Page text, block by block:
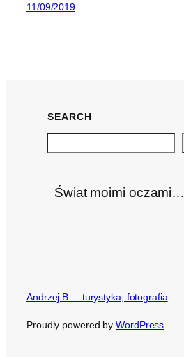
11/09/2019
SEARCH
Świat moimi oczami…
Andrzej B. – turystyka, fotografia
Proudly powered byWordPress